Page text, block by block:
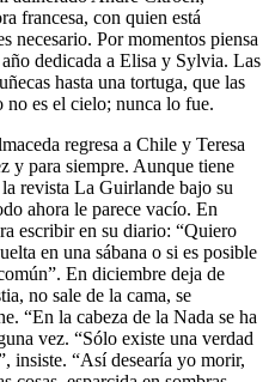
francesa, con quien está
necesario. Por momentos piensa
dedicada a Elisa y Sylvia. Las
hasta una tortuga, que las
no es el cielo; nunca lo fue.
regresa a Chile y Teresa
y para siempre. Aunque tiene
revista La Guirlande bajo su
ahora le parece vacío. En
escribir en su diario: “Quiero
en una sábana o si es posible
En diciembre deja de
no sale de la cama, se
“En la cabeza de la Nada se ha
vez. “Sólo existe una verdad
insiste. “Así desearía yo morir,